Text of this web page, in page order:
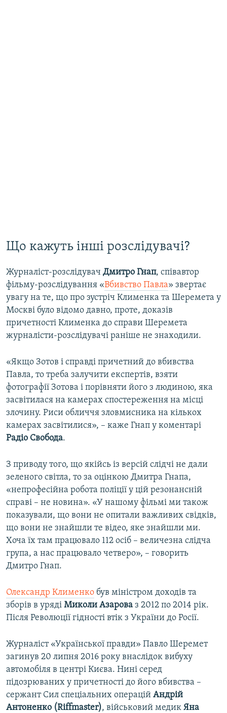
Що кажуть інші розслідувачі?
Журналіст-розслідувач Дмитро Гнап, співавтор
фільму-розслідування «Вбивство Павла» звертає
увагу на те, що про зустріч Клименка та Шеремета у
Москві було відомо давно, проте, доказів
причетності Клименка до справи Шеремета
журналісти-розслідувачі раніше не знаходили.
«Якщо Зотов і справді причетний до вбивства
Павла, то треба залучити експертів, взяти
фотографії Зотова і порівняти його з людиною, яка
засвітилася на камерах спостереження на місці
злочину. Риси обличчя зловмисника на кількох
камерах засвітилися», – каже Гнап у коментарі
Радіо Свобода.
З приводу того, що якійсь із версій слідчі не дали
зеленого світла, то за оцінкою Дмитра Гнапа,
«непрофесійна робота поліції у цій резонансній
справі – не новина». «У нашому фільмі ми також
показували, що вони не опитали важливих свідків,
що вони не знайшли те відео, яке знайшли ми.
Хоча їх там працювало 112 осіб – величезна слідча
група, а нас працювало четверо», – говорить
Дмитро Гнап.
Олександр Клименко був міністром доходів та
зборів в уряді Миколи Азарова з 2012 по 2014 рік.
Після Революції гідності втік з України до Росії.
Журналіст «Української правди» Павло Шеремет
загинув 20 липня 2016 року внаслідок вибуху
автомобіля в центрі Києва. Нині серед
підозрюваних у причетності до його вбивства –
сержант Сил спеціальних операцій Андрій
Антоненко (Riffmaster), військовий медик Яна